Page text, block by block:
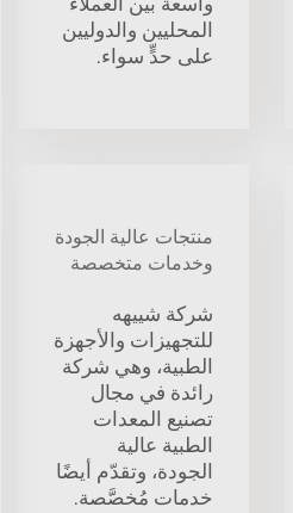
المحليين والدوليين
على حدٍّ سواء.
منتجات عالية الجودة
وخدمات متخصصة
شركة شييهه
للتجهيزات والأجهزة
الطبية، وهي شركة
رائدة في مجال
تصنيع المعدات
الطبية عالية
الجودة، وتقدّم أيضًا
خدمات مُخصَّصة.